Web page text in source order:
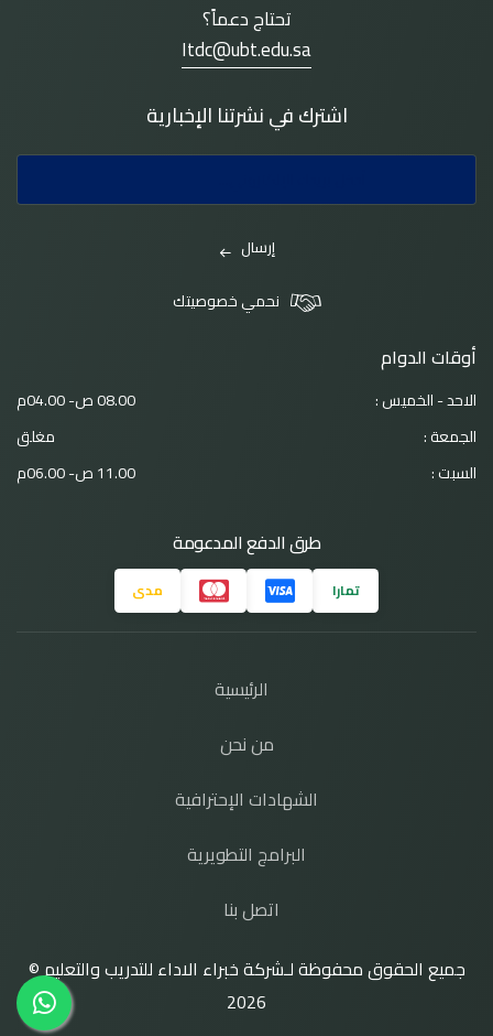
تحتاج دعماً؟
Itdc@ubt.edu.sa
اشترك في نشرتنا الإخبارية
إرسال
نحمي خصوصيتك
أوقات الدوام
الاحد - الخميس :
08.00 ص- 04.00م
الجمعة :
مغلق
السبت :
11.00 ص- 06.00م
طرق الدفع المدعومة
تمارا مدى
الرئيسية
من نحن
الشهادات الإحترافية
البرامج التطويرية
اتصل بنا
جميع الحقوق محفوظة لـشركة خبراء الاداء للتدريب والتعليم ©
2026